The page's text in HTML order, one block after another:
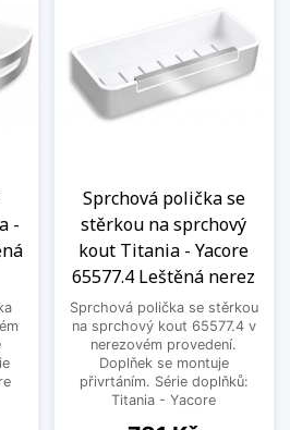
-
Sprchová polička se
stěrkou na sprchový
kout Titania - Yacore
65577.4 Leštěná nerez
Sprchová polička se stěrkou
na sprchový kout 65577.4 v
nerezovém provedení.
Doplňek se montuje
přivrtáním. Série doplňků:
Titania - Yacore